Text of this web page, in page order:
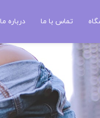
تماس با ما درباره ما